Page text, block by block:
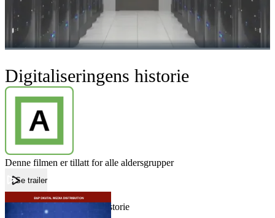
Digitaliseringens historie
Denne filmen er tillatt for alle aldersgrupper
Se trailer
Digitaliseringens historie